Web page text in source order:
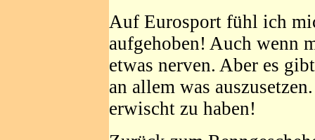
Auf Eurosport fühl ich
aufgehoben! Auch wenn
etwas nerven. Aber es
an allem was
erwischt zu haben!